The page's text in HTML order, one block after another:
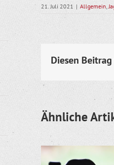
21. Juli 2021 | Allgemein
Diesen
Ähnliche